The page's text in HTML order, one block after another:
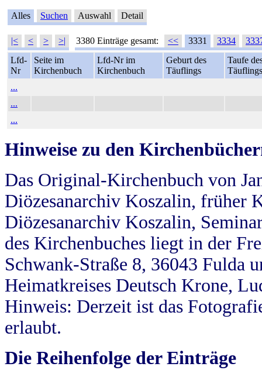
Alles Suchen Auswahl Detail
|< < > >| 3380 Einträge gesamt: << 3331 3334
Lfd-
Nr
Seite im
Kirchenbuch
Lfd-Nr im
Kirchenbuch
Geburt des
Täuflings
Taufe
Täuflings
...
...
...
Hinweise zu den
Das Original-Kirchenbuch von
Diözesanarchiv Koszalin, früher
Diözesanarchiv Koszalin,
des Kirchenbuches liegt in der
Schwank-Straße 8, 36043 Fulda
Heimatkreises Deutsch Krone,
Hinweis: Derzeit ist das
erlaubt.
Die Reihenfolge der Einträge